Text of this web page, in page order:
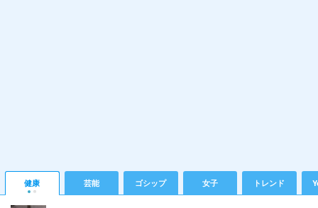
健康 芸能 ゴシップ 女子 トレンド